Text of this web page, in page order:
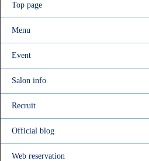
Top page
Menu
Event
Salon info
Recruit
Official blog
Web reservation